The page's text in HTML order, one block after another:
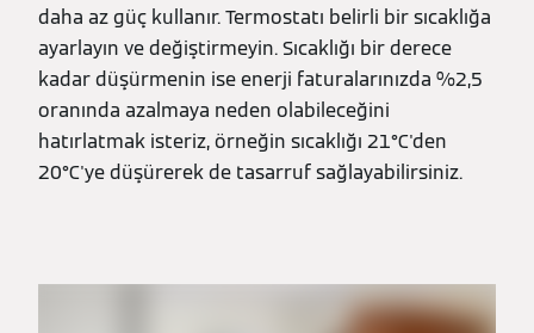
daha az güç kullanır. Termostatı belirli bir sıcaklığa
ayarlayın ve değiştirmeyin. Sıcaklığı bir derece
kadar düşürmenin ise enerji faturalarınızda %2,5
oranında azalmaya neden olabileceğini
hatırlatmak isteriz, örneğin sıcaklığı 21°C'den
20°C'ye düşürerek de tasarruf sağlayabilirsiniz.